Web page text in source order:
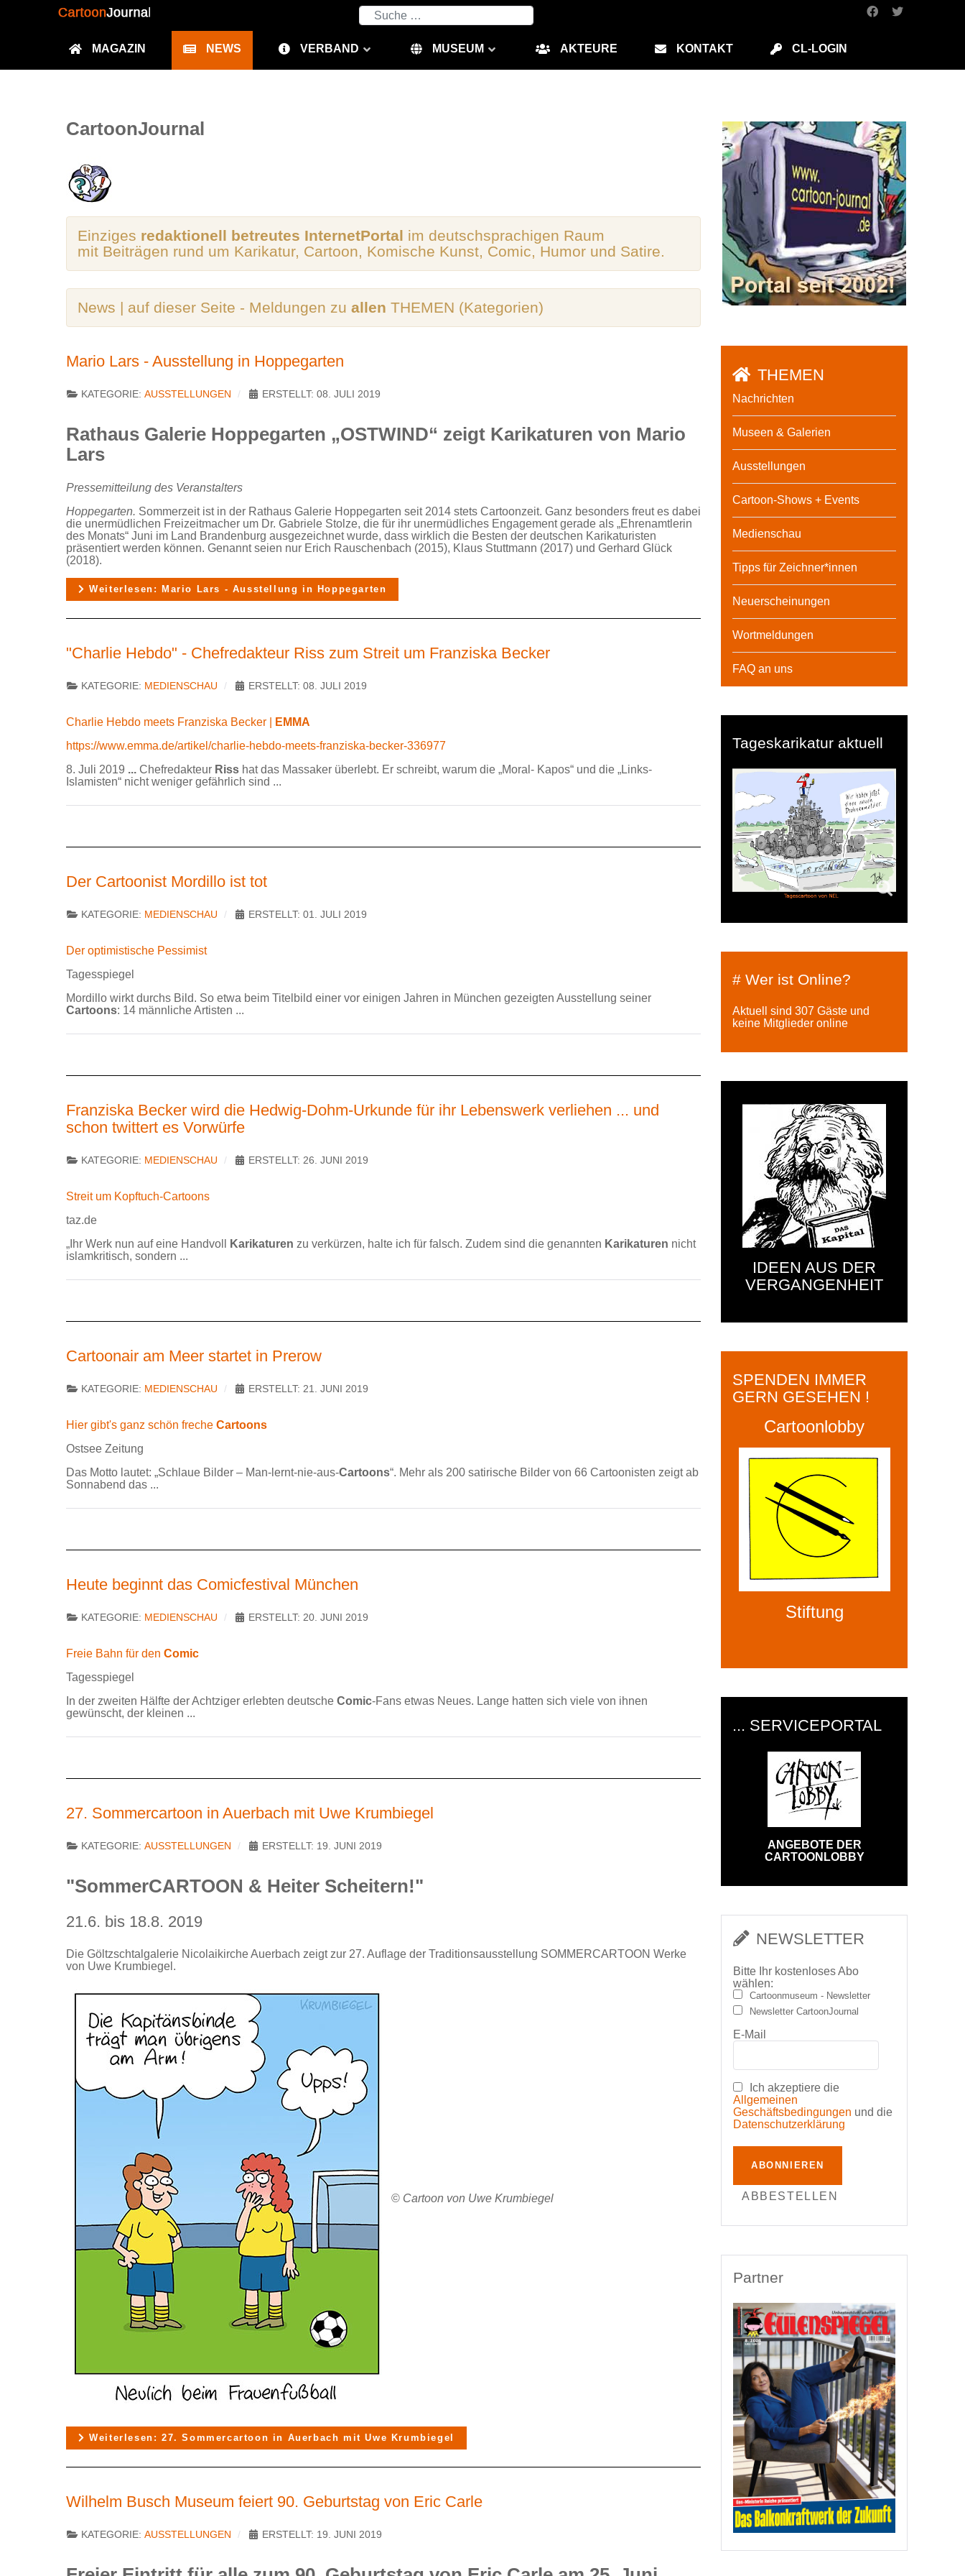
Suchen
MAGAZIN NEWS VERBAND MUSEUM AKTEURE KONTAKT CL-LOGIN
CartoonJournal
Einziges redaktionell betreutes InternetPortal im deutschsprachigen Raum
mit Beiträgen rund um Karikatur, Cartoon, Komische Kunst, Comic, Humor und Satire.
News | auf dieser Seite - Meldungen zu allen THEMEN (Kategorien)
Mario Lars - Ausstellung in Hoppegarten
KATEGORIE: AUSSTELLUNGEN ERSTELLT: 08. JULI 2019
Rathaus Galerie Hoppegarten „OSTWIND“ zeigt Karikaturen von Mario
Lars
Pressemitteilung des Veranstalters
Hoppegarten. Sommerzeit ist in der Rathaus Galerie Hoppegarten seit 2014 stets Cartoonzeit. Ganz besonders freut es dabei
die unermüdlichen Freizeitmacher um Dr. Gabriele Stolze, die für ihr unermüdliches Engagement gerade als „Ehrenamtlerin
des Monats“ Juni im Land Brandenburg ausgezeichnet wurde, dass wirklich die Besten der deutschen Karikaturisten
präsentiert werden können. Genannt seien nur Erich Rauschenbach (2015), Klaus Stuttmann (2017) und Gerhard Glück
(2018).
Weiterlesen: Mario Lars - Ausstellung in Hoppegarten
"Charlie Hebdo" - Chefredakteur Riss zum Streit um Franziska Becker
KATEGORIE: MEDIENSCHAU ERSTELLT: 08. JULI 2019
Charlie Hebdo meets Franziska Becker |
EMMA
https://www.emma.de/artikel/charlie-hebdo-meets-franziska-becker-336977
8. Juli 2019 ... Chefredakteur Riss hat das Massaker überlebt. Er schreibt, warum die „Moral- Kapos“ und die „Links-
Islamisten“ nicht weniger gefährlich sind ...
Der Cartoonist Mordillo ist tot
KATEGORIE: MEDIENSCHAU ERSTELLT: 01. JULI 2019
Der optimistische Pessimist
Tagesspiegel
Mordillo wirkt durchs Bild. So etwa beim Titelbild einer vor einigen Jahren in München gezeigten Ausstellung seiner
Cartoons: 14 männliche Artisten ...
Franziska Becker wird die Hedwig-Dohm-Urkunde für ihr Lebenswerk verliehen ... und
schon twittert es Vorwürfe
KATEGORIE: MEDIENSCHAU ERSTELLT: 26. JUNI 2019
Streit um Kopftuch-Cartoons
taz.de
„Ihr Werk nun auf eine Handvoll
Karikaturen zu verkürzen, halte ich für falsch. Zudem sind die genannten Karikaturen nicht
islamkritisch, sondern ...
Cartoonair am Meer startet in Prerow
KATEGORIE: MEDIENSCHAU ERSTELLT: 21. JUNI 2019
Hier gibt's ganz schön freche Cartoons
Ostsee Zeitung
Das Motto lautet: „Schlaue Bilder – Man-lernt-nie-aus-Cartoons“. Mehr als 200 satirische Bilder von 66 Cartoonisten zeigt ab
Sonnabend das ...
Heute beginnt das Comicfestival München
KATEGORIE: MEDIENSCHAU ERSTELLT: 20. JUNI 2019
Freie Bahn für den Comic
Tagesspiegel
In der zweiten Hälfte der Achtziger erlebten deutsche Comic-Fans etwas Neues. Lange hatten sich viele von ihnen
gewünscht, der kleinen ...
27. Sommercartoon in Auerbach mit Uwe Krumbiegel
KATEGORIE: AUSSTELLUNGEN ERSTELLT: 19. JUNI 2019
"SommerCARTOON & Heiter Scheitern!"
21.6. bis 18.8. 2019
Die Göltzschtalgalerie Nicolaikirche Auerbach zeigt zur 27. Auflage der Traditionsausstellung SOMMERCARTOON Werke
von Uwe Krumbiegel.
© Cartoon von Uwe Krumbiegel
Weiterlesen: 27. Sommercartoon in Auerbach mit Uwe Krumbiegel
Wilhelm Busch Museum feiert 90. Geburtstag von Eric Carle
KATEGORIE: AUSSTELLUNGEN ERSTELLT: 19. JUNI 2019
THEMEN
Nachrichten
Museen & Galerien
Ausstellungen
Cartoon-Shows + Events
Medienschau
Tipps für Zeichner*innen
Neuerscheinungen
Wortmeldungen
FAQ an uns
Tageskarikatur aktuell
# Wer ist Online?
Aktuell sind 307 Gäste und
keine Mitglieder online
IDEEN AUS DER
VERGANGENHEIT
SPENDEN IMMER
GERN GESEHEN !
Cartoonlobby
Stiftung
... SERVICEPORTAL
ANGEBOTE DER
CARTOONLOBBY
NEWSLETTER
Bitte Ihr kostenloses Abo
wählen:
Cartoonmuseum - Newsletter
Newsletter CartoonJournal
E-Mail
Ich akzeptiere die
Allgemeinen
Geschäftsbedingungen und die
Datenschutzerklärung
ABONNIEREN
ABBESTELLEN
Partner